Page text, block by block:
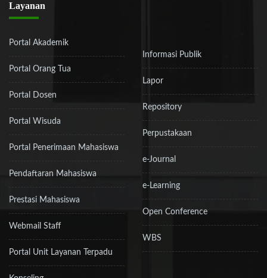
Layanan
Portal Akademik
Portal Orang Tua
Portal Dosen
Portal Wisuda
Portal Penerimaan Mahasiswa
Pendaftaran Mahasiswa
Prestasi Mahasiswa
Webmail Staff
Portal Unit Layanan Terpadu
Informasi Publik
Lapor
Repository
Perpustakaan
e-Journal
e-Learning
Open Conference
WBS